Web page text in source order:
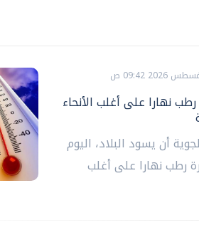
نهارا على أغلب الأنحاء
أن يسود البلاد، اليوم
رطب نهارا على أغلب